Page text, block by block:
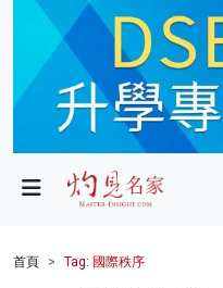
政局
財經
首頁 Tag: 國際秩序